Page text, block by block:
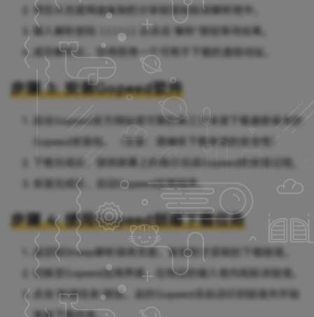
将您从百度网盘复制的分享链接粘贴到解析框中。
输入解析密码
111112
后点击“解析”按钮等待结果。
成功解析后，您将获得一个可用于下载的直链地址。
步骤 3: 安装Gopeed软件
前往Gopeed官方网站或可靠的第三方来源下载最新版本的
Gopeed安装包。（注意：请确保下载来源的安全性）
下载完成后，按照屏幕上的指示完成Gopeed的安装过程。
安装完成后，启动Gopeed应用程序。
步骤 4: 使用Gopeed创建下载任务
返回到Sheep解析服务页面，复制刚才获取的下载链接。
切换至Gopeed应用界面，在相应的输入框内粘贴该链接。
点击“新建任务”按钮，此时Gopeed会自动识别链接并开始